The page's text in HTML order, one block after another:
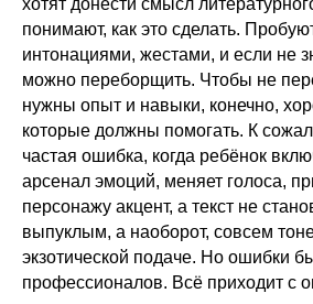
хотят донести смысл
понимают, как это сделать.
интонациями, жестами, и если не
можно переборщить. Чтобы не
нужны опыт и навыки, конечно,
которые должны помогать. К
частая ошибка, когда ребёнок
арсенал эмоций, меняет голоса,
персонажу акцент, а текст не
выпуклым, а наоборот, совсем
экзотической подаче. Но ошибки
профессионалов. Всё приходит с